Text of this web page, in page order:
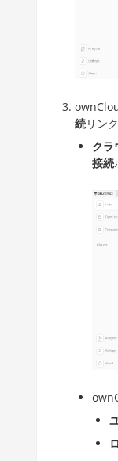
続リン
クラ
接続